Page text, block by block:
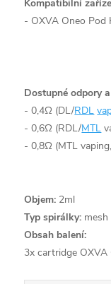
Kompatibilní
- OXVA Oneo Pod
Dostupné odpory
- 0,4Ω (DL/RDL
- 0,6Ω (RDL/MTL
- 0,8Ω (MTL
Objem: 2ml
Typ spirálky: mesh
Obsah balení:
3x cartridge OXVA